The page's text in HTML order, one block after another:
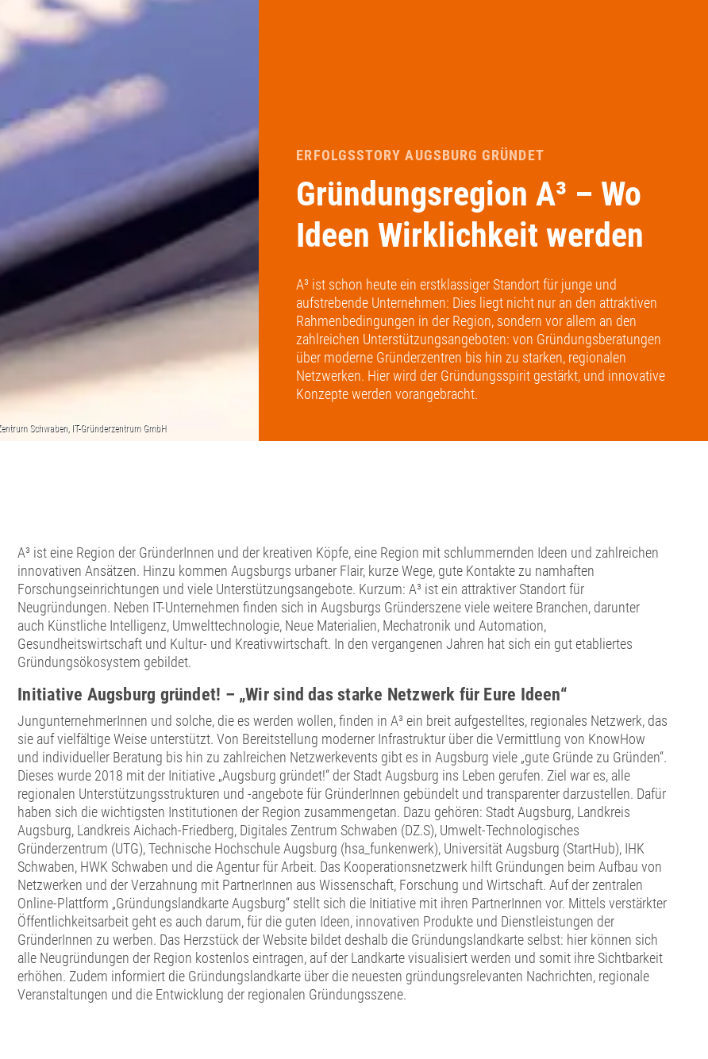
ERFOLGSSTORY AUGSBURG GRÜNDET
Gründungsregion A³ – Wo
Ideen Wirklichkeit werden
A³ ist schon heute ein erstklassiger Standort für junge und
aufstrebende Unternehmen: Dies liegt nicht nur an den attraktiven
Rahmenbedingungen in der Region, sondern vor allem an den
zahlreichen Unterstützungsangeboten: von Gründungsberatungen
über moderne Gründerzentren bis hin zu starken, regionalen
Netzwerken. Hier wird der Gründungsspirit gestärkt, und innovative
Konzepte werden vorangebracht.
A³ ist eine Region der GründerInnen und der kreativen Köpfe, eine Region mit schlummernden Ideen und zahlreichen
innovativen Ansätzen. Hinzu kommen Augsburgs urbaner Flair, kurze Wege, gute Kontakte zu namhaften
Forschungseinrichtungen und viele Unterstützungsangebote. Kurzum: A³ ist ein attraktiver Standort für
Neugründungen. Neben IT-Unternehmen finden sich in Augsburgs Gründerszene viele weitere Branchen, darunter
auch Künstliche Intelligenz, Umwelttechnologie, Neue Materialien, Mechatronik und Automation,
Gesundheitswirtschaft und Kultur- und Kreativwirtschaft. In den vergangenen Jahren hat sich ein gut etabliertes
Gründungsökosystem gebildet.
Initiative Augsburg gründet! – „Wir sind das starke Netzwerk für Eure Ideen“
JungunternehmerInnen und solche, die es werden wollen, finden in A³ ein breit aufgestelltes, regionales Netzwerk, das
sie auf vielfältige Weise unterstützt. Von Bereitstellung moderner Infrastruktur über die Vermittlung von KnowHow
und individueller Beratung bis hin zu zahlreichen Netzwerkevents gibt es in Augsburg viele „gute Gründe zu Gründen“.
Dieses wurde 2018 mit der Initiative „Augsburg gründet!“ der Stadt Augsburg ins Leben gerufen. Ziel war es, alle
regionalen Unterstützungsstrukturen und -angebote für GründerInnen gebündelt und transparenter darzustellen. Dafür
haben sich die wichtigsten Institutionen der Region zusammengetan. Dazu gehören: Stadt Augsburg, Landkreis
Augsburg, Landkreis Aichach-Friedberg, Digitales Zentrum Schwaben (DZ.S), Umwelt-Technologisches
Gründerzentrum (UTG), Technische Hochschule Augsburg (hsa_funkenwerk), Universität Augsburg (StartHub), IHK
Schwaben, HWK Schwaben und die Agentur für Arbeit. Das Kooperationsnetzwerk hilft Gründungen beim Aufbau von
Netzwerken und der Verzahnung mit PartnerInnen aus Wissenschaft, Forschung und Wirtschaft. Auf der zentralen
Online-Plattform „Gründungslandkarte Augsburg“ stellt sich die Initiative mit ihren PartnerInnen vor. Mittels verstärkter
Öffentlichkeitsarbeit geht es auch darum, für die guten Ideen, innovativen Produkte und Dienstleistungen der
GründerInnen zu werben. Das Herzstück der Website bildet deshalb die Gründungslandkarte selbst: hier können sich
alle Neugründungen der Region kostenlos eintragen, auf der Landkarte visualisiert werden und somit ihre Sichtbarkeit
erhöhen. Zudem informiert die Gründungslandkarte über die neuesten gründungsrelevanten Nachrichten, regionale
Veranstaltungen und die Entwicklung der regionalen Gründungsszene.